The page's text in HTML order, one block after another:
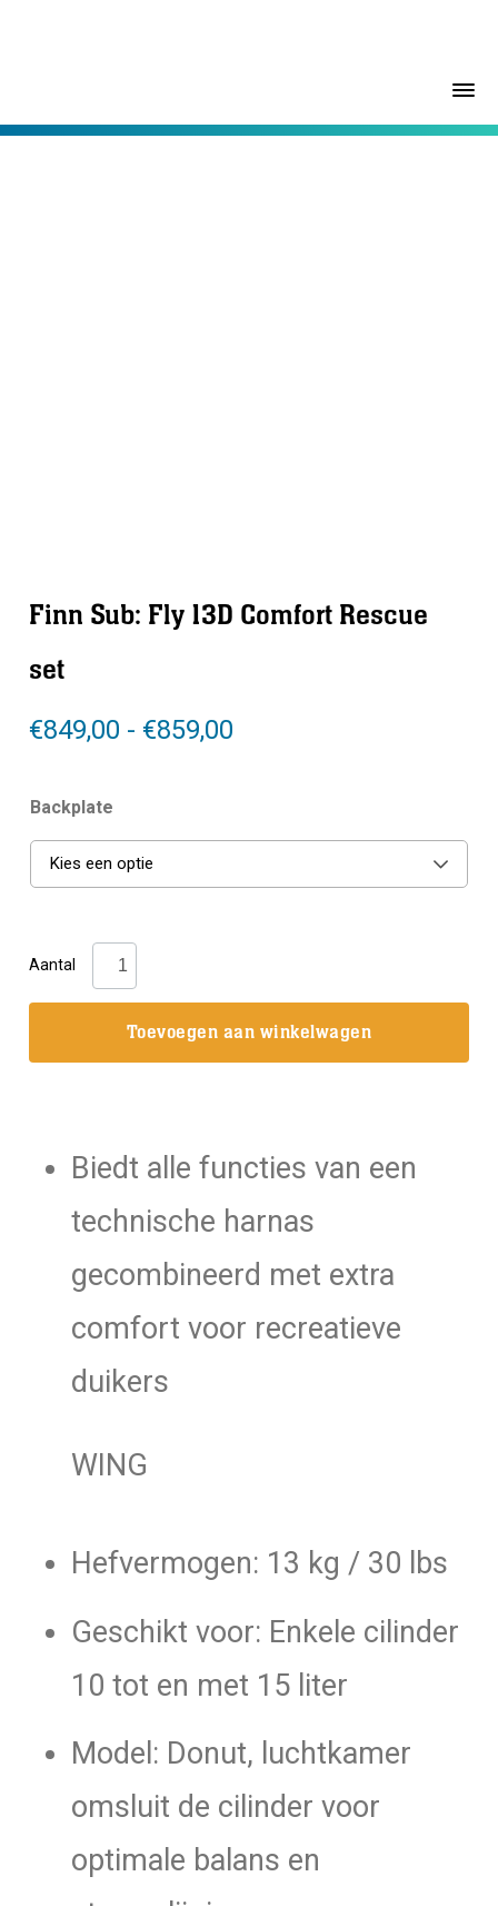
Finn Sub: Fly 13D Comfort Rescue
set
€849,00 - €859,00
Backplate
Kies een optie
Aantal
Finn
Sub:
aantal
Toevoegen aan winkelwagen
Biedt alle functies van een
technische harnas
gecombineerd met extra
comfort voor recreatieve
duikers
WING
Hefvermogen: 13 kg / 30 lbs
Geschikt voor: Enkele cilinder
10 tot en met 15 liter
Model: Donut, luchtkamer
omsluit de cilinder voor
optimale balans en